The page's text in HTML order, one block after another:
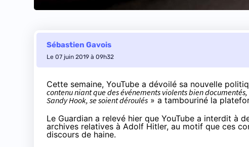
Sébastien Gavois
Le 07 juin 2019 à 09h32
Cette semaine, YouTube a dévoilé sa nouvelle
contenu niant que des événements violents bien
Sandy Hook, se soient déroulés » a tambouriné la
Le Guardian a relevé hier que YouTube a interdit à
archives relatives à Adolf Hitler, au motif que ces
discours de haine.